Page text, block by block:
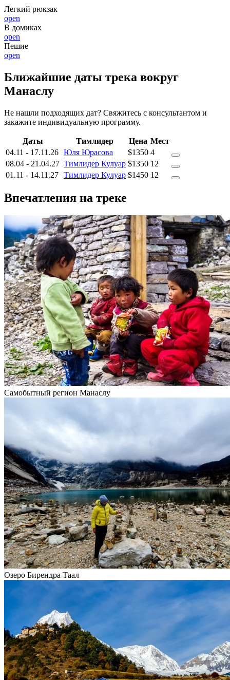
Легкий рюкзак
open
В домиках
open
Пешие
open
Ближайшие даты трека вокруг
Манаслу
Не нашли подходящих дат? Свяжитесь с консультантом и
закажите индивидуальную программу.
Даты Тимлидер Цена Мест
04.11 - 17.11.26 Юля Юрасова $1350 4
08.04 - 21.04.27 Тимлидер Кулуар $1350 12
01.11 - 14.11.27 Тимлидер Кулуар $1450 12
Впечатления на треке
Самобытный регион Манаслу
Озеро Бирендра Таал